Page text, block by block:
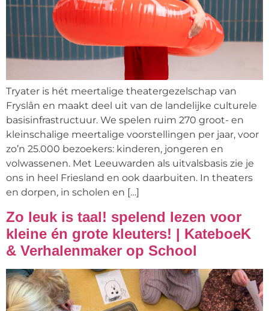
Tryater is hét meertalige theatergezelschap van
Fryslân en maakt deel uit van de landelijke culturele
basisinfrastructuur. We spelen ruim 270 groot- en
kleinschalige meertalige voorstellingen per jaar, voor
zo’n 25.000 bezoekers: kinderen, jongeren en
volwassenen. Met Leeuwarden als uitvalsbasis zie je
ons in heel Friesland en ook daarbuiten. In theaters
en dorpen, in scholen en […]
Zo leuk is taal! spelend lezen voor
kleine én grote kleuters! | KateboeK
& Verhalenmaker op School